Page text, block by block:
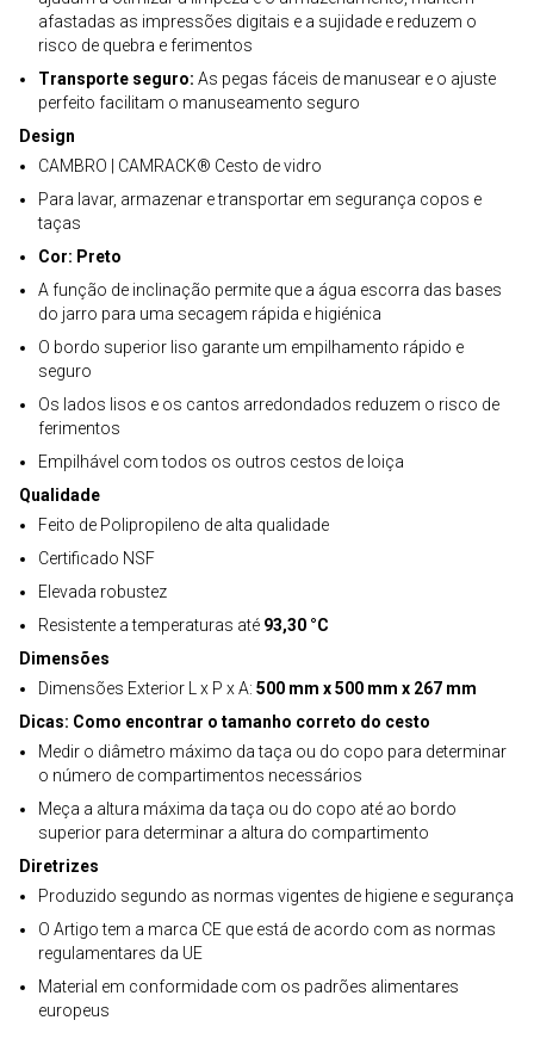
afastadas as impressões digitais e a sujidade e reduzem o
risco de quebra e ferimentos
Transporte seguro: As pegas fáceis de manusear e o ajuste
perfeito facilitam o manuseamento seguro
Design
CAMBRO | CAMRACK® Cesto de vidro
Para lavar, armazenar e transportar em segurança copos e
taças
Cor: Preto
A função de inclinação permite que a água escorra das bases
do jarro para uma secagem rápida e higiénica
O bordo superior liso garante um empilhamento rápido e
seguro
Os lados lisos e os cantos arredondados reduzem o risco de
ferimentos
Empilhável com todos os outros cestos de loiça
Qualidade
Feito de Polipropileno de alta qualidade
Certificado NSF
Elevada robustez
Resistente a temperaturas até 93,30 °C
Dimensões
Dimensões Exterior L x P x A: 500 mm x 500 mm x 267 mm
Dicas: Como encontrar o tamanho correto do cesto
Medir o diâmetro máximo da taça ou do copo para determinar
o número de compartimentos necessários
Meça a altura máxima da taça ou do copo até ao bordo
superior para determinar a altura do compartimento
Diretrizes
Produzido segundo as normas vigentes de higiene e segurança
O Artigo tem a marca CE que está de acordo com as normas
regulamentares da UE
Material em conformidade com os padrões alimentares
europeus